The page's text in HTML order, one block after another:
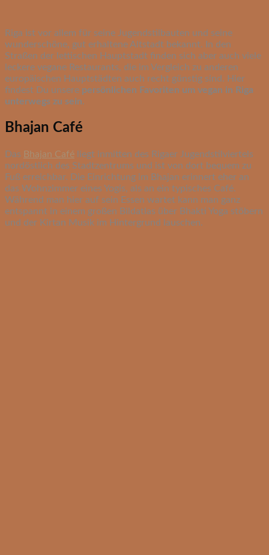
Riga ist vor allem für seine Jugendstilbauten und seine
wunderschöne, gut erhaltene Altstadt bekannt. In den
Straßen der lettischen Hauptstadt finden sich aber auch viele
leckere vegane Restaurants, die im Vergleich zu anderen
europäischen Hauptstädten auch recht günstig sind. Hier
findest Du unsere persönlichen Favoriten um vegan in Riga
unterwegs zu sein.
Bhajan Café
Das Bhajan Café liegt inmitten des Rigaer Jugendstilviertels
nordöstlich des Stadtzentrums und ist von dort bequem zu
Fuß erreichbar. Die Einrichtung im Bhajan erinnert eher an
das Wohnzimmer eines Yogis, als an ein typisches Café.
Während man hier auf sein Essen wartet kann man ganz
entspannt in einem großen Bildatlas über Bhakti Yoga stöbern
und der Kirtan Musik im Hintergrund lauschen.